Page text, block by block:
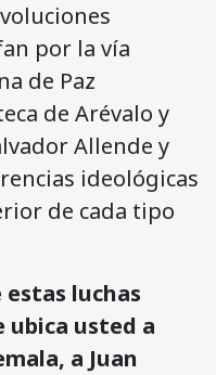
por la vía
de Paz
de Arévalo y
Allende y
ideológicas
de cada tipo
luchas
ubica usted a
a Juan